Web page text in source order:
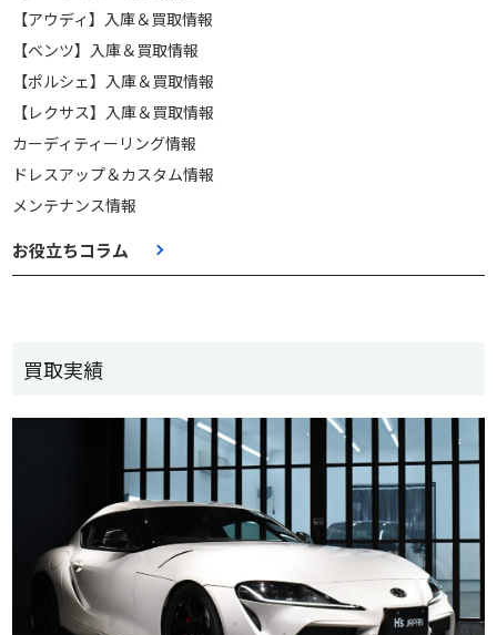
【アウディ】入庫＆買取情報
【ベンツ】入庫＆買取情報
【ポルシェ】入庫＆買取情報
【レクサス】入庫＆買取情報
カーディティーリング情報
ドレスアップ＆カスタム情報
メンテナンス情報
お役立ちコラム
買取実績